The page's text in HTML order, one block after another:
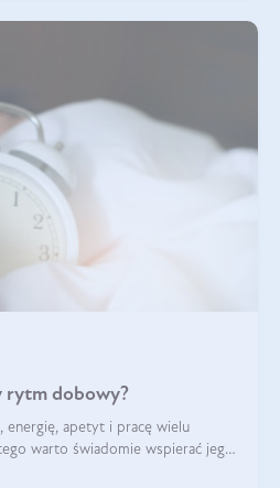
rytm dobowy?
energię, apetyt i pracę wielu
warto świadomie wspierać jego